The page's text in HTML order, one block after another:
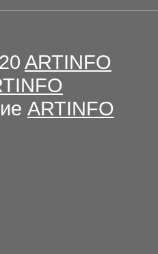
ARTINFO
ARTINFO